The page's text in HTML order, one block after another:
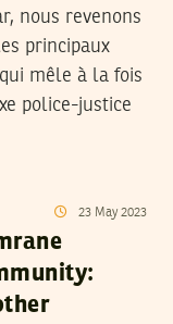
nous revenons
principaux
mêle à la fois
police-justice
23 May 2023